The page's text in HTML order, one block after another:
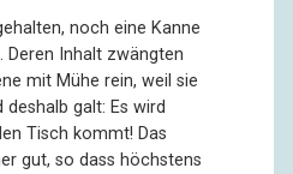
noch eine Kanne
Deren Inhalt zwängten
mit Mühe rein, weil sie
galt: Es wird
Tisch kommt! Das
gut, so dass höchstens